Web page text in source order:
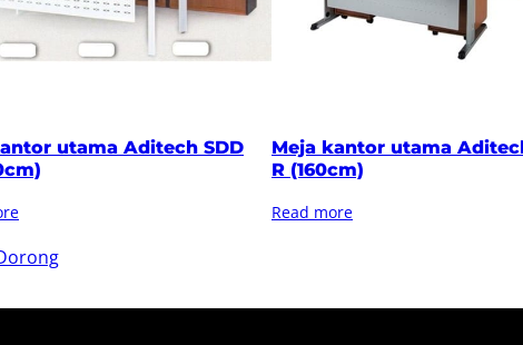
utama Aditech SDD
Meja kantor utama
R (160cm)
Read more